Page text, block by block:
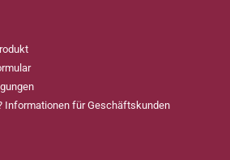
Informationen für Geschäftskunden